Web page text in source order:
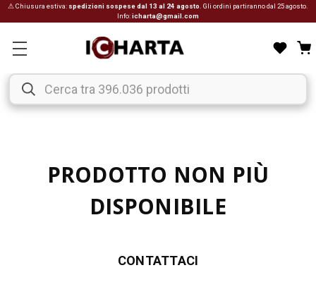
⚠ Chiusura estiva: spedizioni sospese dal 13 al 24 agosto . Gli ordini partiranno dal 25 agosto.
Info:icharta@gmail.com
PRODOTTO NON PIÙ
DISPONIBILE
CONTATTACI